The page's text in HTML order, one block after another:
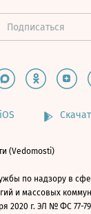
(Vedomosti)
по надзору в
и массовых
2020 г. ЭЛ № ФС 77-